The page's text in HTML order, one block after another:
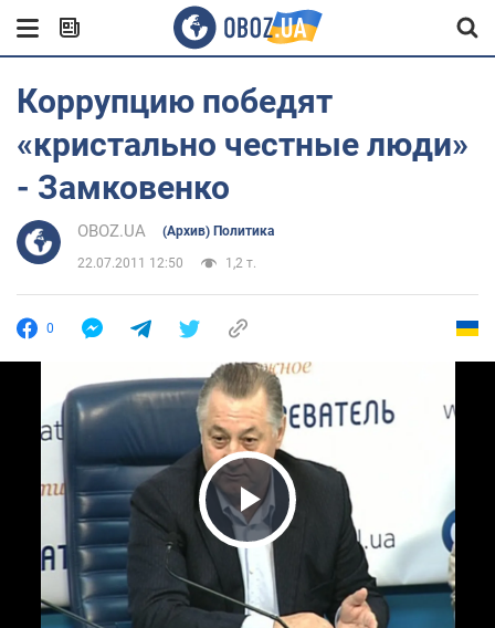
Коррупцию победят
«кристально честные люди»
- Замковенко
OBOZ.UA (Архив) Политика
22.07.2011 12:50 1,2 т.
0
Play Video